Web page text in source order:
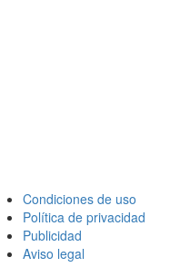
Condiciones de uso
Política de privacidad
Publicidad
Aviso legal